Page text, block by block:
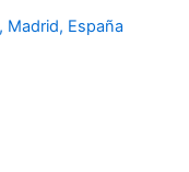
Madrid, España